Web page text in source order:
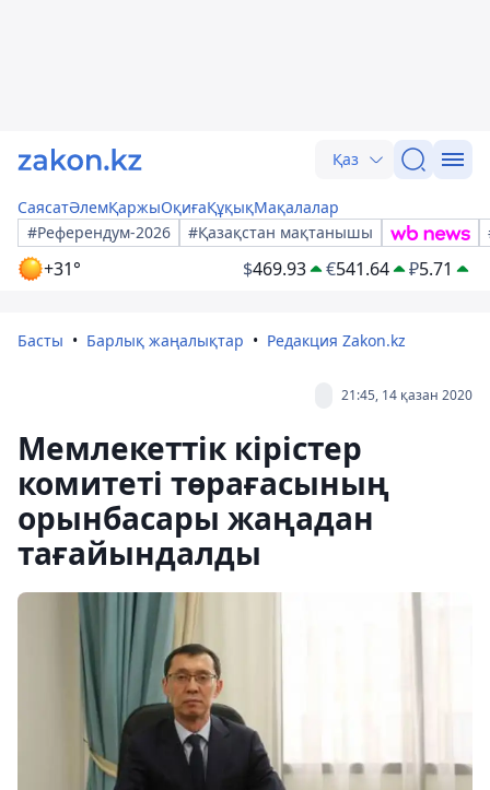
Қаз
СаясатӘлемҚаржыОқиғаҚұқықМақалалар
#Референдум-2026
#Қазақстан мақтанышы
+31° $469.93 €541.64 ₽5.71
Басты Барлық жаңалықтар Редакция Zakon.kz
21:45, 14 қазан 2020
Мемлекеттік кірістер
комитеті төрағасының
орынбасары жаңадан
тағайындалды